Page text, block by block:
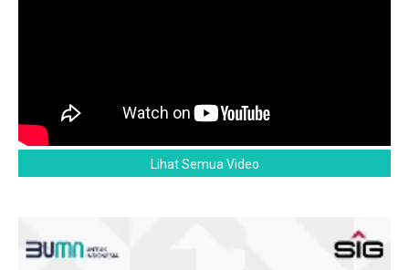
Lihat Semua Video